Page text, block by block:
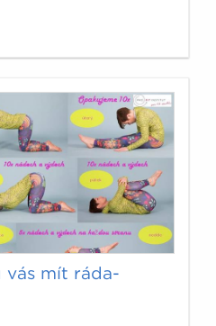
vás mít ráda-